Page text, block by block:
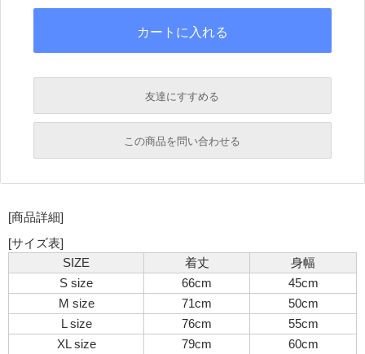
友達にすすめる
必須
この商品を問い合わせる
[商品詳細]
[サイズ表]
SIZE
着丈
身幅
S size
66cm
45cm
M size
71cm
50cm
L size
76cm
55cm
XL size
79cm 60cm